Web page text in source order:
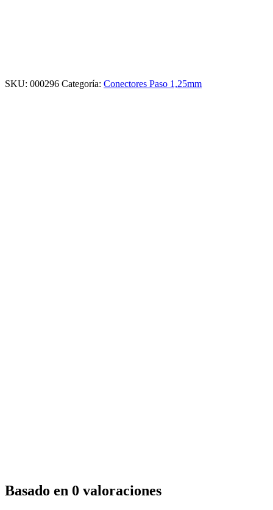
SKU: 000296 Categoría: Conectores Paso 1,25mm
Basado en 0 valoraciones